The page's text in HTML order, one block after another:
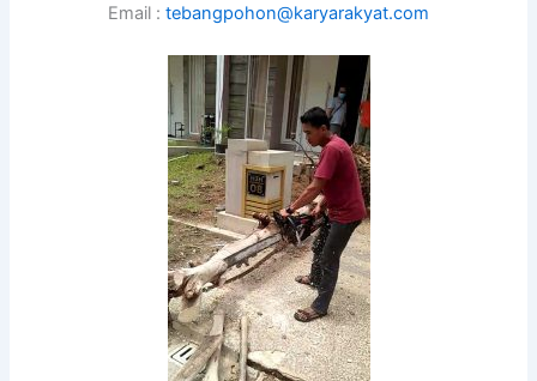
Email : tebangpohon@karyarakyat.com